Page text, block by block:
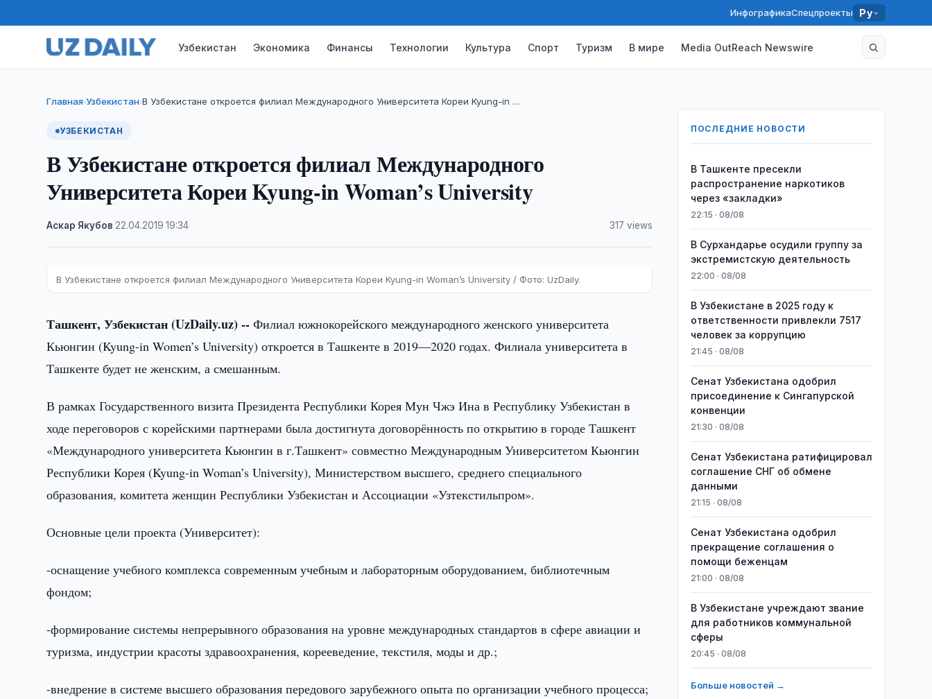
ИнфографикаСпецпроекты Ру
Узбекистан Экономика Финансы Технологии Культура Спорт Туризм В мире Media OutReach Newswire
Главная›Узбекистан›В Узбекистане откроется филиал Международного Университета Кореи Kyung-in …
УЗБЕКИСТАН
В Узбекистане откроется филиал Международного
Университета Кореи Kyung-in Woman’s University
Аскар Якубов 22.04.2019 ·19:34 317 views
В Узбекистане откроется филиал Международного Университета Кореи Kyung-in Woman’s University / Фото: UzDaily.
Ташкент, Узбекистан (UzDaily.uz) -- Филиал южнокорейского международного женского университета
Кьюнгин (Kyung-in Women’s University) откроется в Ташкенте в 2019—2020 годах. Филиала университета в
Ташкенте будет не женским, а смешанным.
В рамках Государственного визита Президента Республики Корея Мун Чжэ Ина в Республику Узбекистан в
ходе переговоров с корейскими партнерами была достигнута договорённость по открытию в городе Ташкент
«Международного университета Кьюнгин в г.Ташкент» совместно Международным Университетом Кьюнгин
Республики Корея (Kyung-in Woman’s University), Министерством высшего, среднего специального
образования, комитета женщин Республики Узбекистан и Ассоциации «Узтекстильпром».
Основные цели проекта (Университет):
-оснащение учебного комплекса современным учебным и лабораторным оборудованием, библиотечным
фондом;
-формирование системы непрерывного образования на уровне международных стандартов в сфере авиации и
туризма, индустрии красоты здравоохранения, корееведение, текстиля, моды и др.;
-внедрение в системе высшего образования передового зарубежного опыта по организации учебного процесса;
ПОСЛЕДНИЕ НОВОСТИ
В Ташкенте пресекли
распространение наркотиков
через «закладки»
22:15 · 08/08
В Сурхандарье осудили группу за
экстремистскую деятельность
22:00 · 08/08
В Узбекистане в 2025 году к
ответственности привлекли 7517
человек за коррупцию
21:45 · 08/08
Сенат Узбекистана одобрил
присоединение к Сингапурской
конвенции
21:30 · 08/08
Сенат Узбекистана ратифицировал
соглашение СНГ об обмене
данными
21:15 · 08/08
Сенат Узбекистана одобрил
прекращение соглашения о
помощи беженцам
21:00 · 08/08
В Узбекистане учреждают звание
для работников коммунальной
сферы
20:45 · 08/08
Больше новостей →